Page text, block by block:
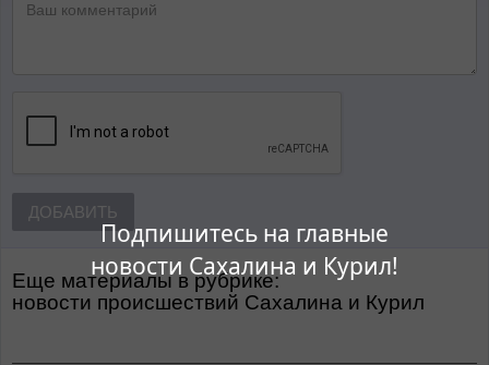
Подпишитесь на главные
новости Сахалина и Курил!
ДОБАВИТЬ
Еще материалы в рубрике:
Новости происшествий Сахалина и Курил